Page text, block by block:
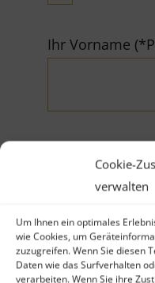
Cookie-
verwalten
Um Ihnen ein optimales
wie Cookies, um
zuzugreifen. Wenn Sie diesen
Daten wie das Surfverhalten
verarbeiten. Wenn Sie ihre
Ihr Vorname
Ihr Nachname